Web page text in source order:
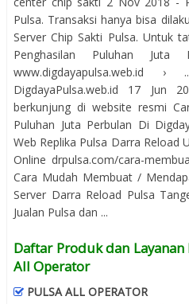
Pulsa. Transaksi hanya bisa
Server Chip Sakti Pulsa. Untuk
Penghasilan Puluhan
DigdayaPulsa.web.id 17 Jun
berkunjung di website resmi
Puluhan Juta Perbulan Di
Web Replika Pulsa Darra Reload
Online drpulsa.com/cara-
Cara Mudah Membuat /
Server Darra Reload Pulsa
Jualan Pulsa dan ...
Daftar Produk dan
All Operator
PULSA ALL OPERATOR